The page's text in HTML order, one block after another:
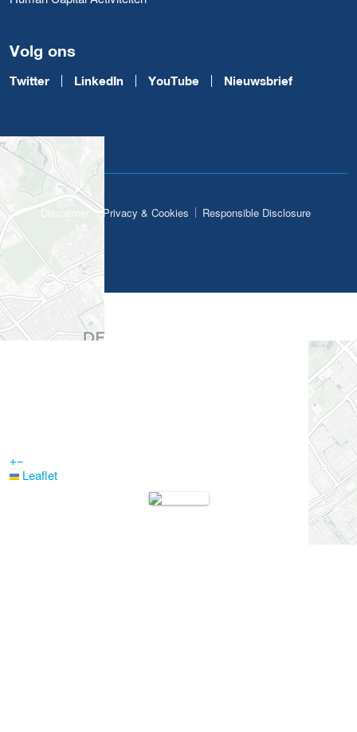
+−
Leaflet
Volg ons
Twitter LinkedIn YouTube Nieuwsbrief
Disclaimer Privacy & Cookies Responsible Disclosure